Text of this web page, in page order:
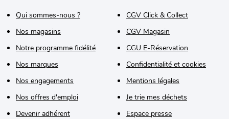
Qui sommes-nous ?
Nos magasins
Notre programme fidélité
Nos marques
Nos engagements
Nos offres d'emploi
Devenir adhérent
CGV Click & Collect
CGV Magasin
CGU E-Réservation
Confidentialité et cookies
Mentions légales
Je trie mes déchets
Espace presse